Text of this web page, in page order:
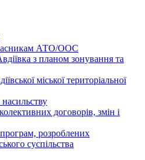
АТО/ООС
з планом зонування та
міської територіальної
договорів, змін і
розроблених
суспільства